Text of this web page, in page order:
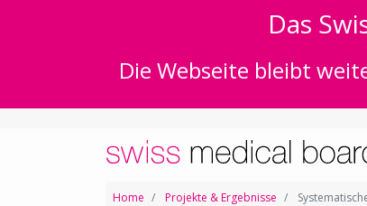
Das
Die Webseite bleibt
Home Projekte & Ergebnisse